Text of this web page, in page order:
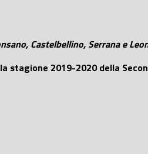
Castelbellino, Serrana e
stagione 2019-2020 della